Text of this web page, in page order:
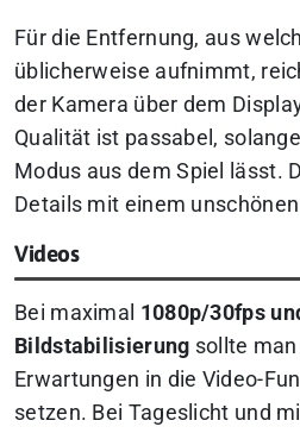
Für die Entfernung, aus
üblicherweise aufnimmt,
der Kamera über dem
Qualität ist passabel,
Modus aus dem Spiel lässt.
Details mit einem
Videos
Bei maximal 1080p/30fps
Bildstabilisierung sollte
Erwartungen in die Video-
setzen. Bei Tageslicht und